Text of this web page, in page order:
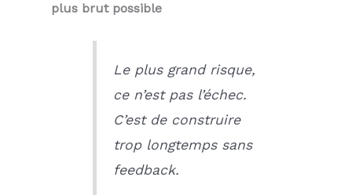
plus brut possible
Le plus grand risque,
ce n’est pas l’échec.
C’est de construire
trop longtemps sans
feedback.